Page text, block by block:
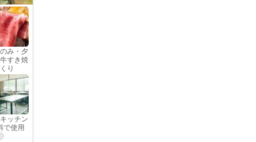
み・夕
すき焼
り
ッチン
で使用